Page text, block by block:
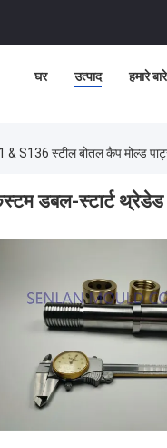
घर उत्पाद हमारे
S136 स्टील बोतल कैप मोल्ड
डबल-स्टार्ट थ्रेडेड